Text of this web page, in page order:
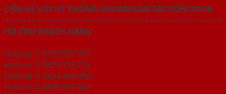
LIÊN HỆ VỚI HỆ THỐNG SHOWROOM SÀI GÒN DOOR
================================================
HỖ TRỢ KHÁCH HÀNG
Hotline 1: 0933.707.707
Hotline 2: 0834.715.715
Hotline 3: 0834.494.494
Hotline 4: 0826.901.901